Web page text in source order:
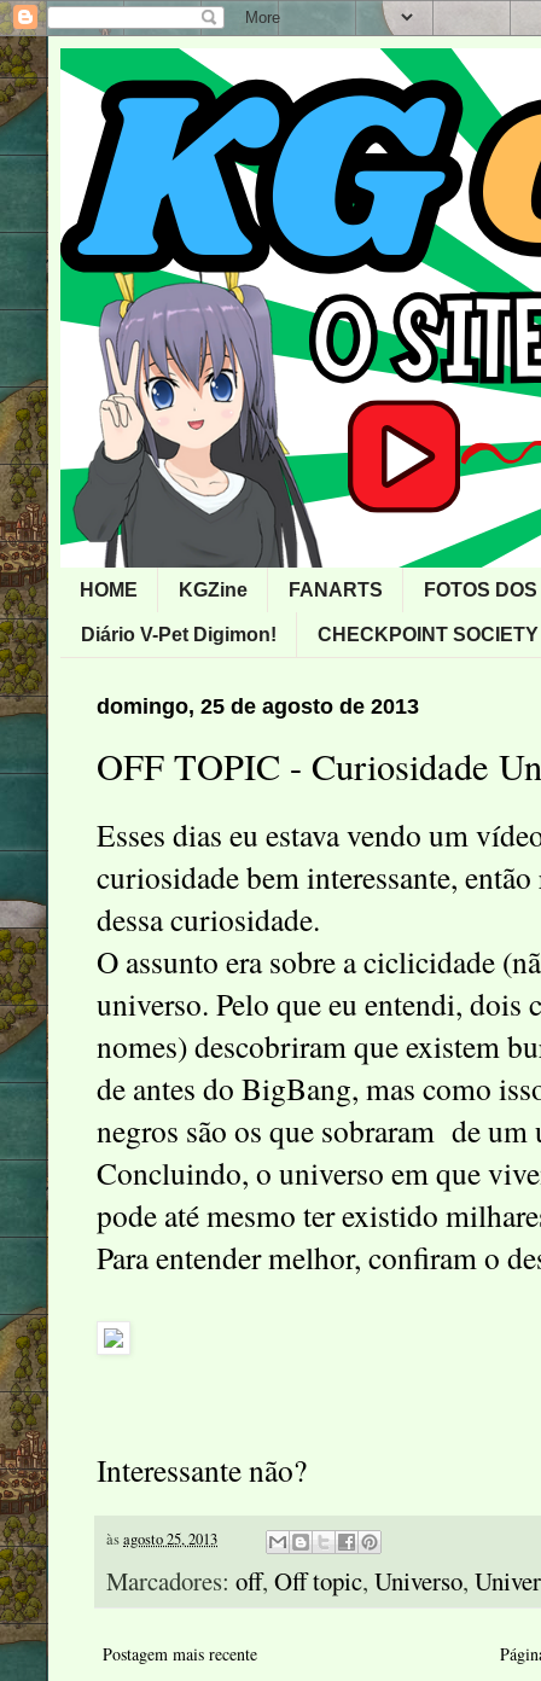
HOME KGZine FANARTS FOTOS
Diário V-Pet Digimon! CHECKPOINT SOCIETY
domingo, 25 de agosto de 2013
OFF TOPIC - Curiosidade
Esses dias eu estava vendo um
curiosidade bem interessante,
dessa curiosidade.
O assunto era sobre a ciclicidade
universo. Pelo que eu entendi, dois
nomes) descobriram que existem
de antes do BigBang, mas como
negros são os que sobraram de um
Concluindo, o universo em que
pode até mesmo ter existido
Para entender melhor, confiram o
Interessante não?
àsagosto 25, 2013
Marcadores: off, Off topic, Universo,
Postagem mais recente